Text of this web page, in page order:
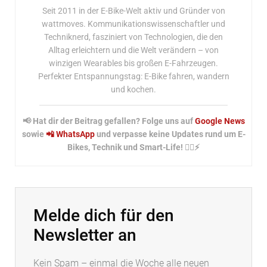
Seit 2011 in der E-Bike-Welt aktiv und Gründer von
wattmoves. Kommunikationswissenschaftler und
Techniknerd, fasziniert von Technologien, die den
Alltag erleichtern und die Welt verändern – von
winzigen Wearables bis großen E-Fahrzeugen.
Perfekter Entspannungstag: E-Bike fahren, wandern
und kochen.
📢 Hat dir der Beitrag gefallen? Folge uns aufGoogle News
sowie 📲 WhatsAppund verpasse keine Updates rund um E-
Bikes, Technik und Smart-Life! 🚴‍♂️⚡
Melde dich für den
Newsletter an
Kein Spam – einmal die Woche alle neuen